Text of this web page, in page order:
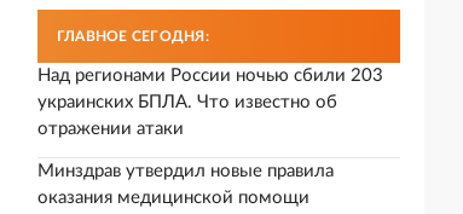
ГЛАВНОЕ СЕГОДНЯ:
Над регионами России ночью сбили 203
украинских БПЛА. Что известно об
отражении атаки
Минздрав утвердил новые правила
оказания медицинской помощи